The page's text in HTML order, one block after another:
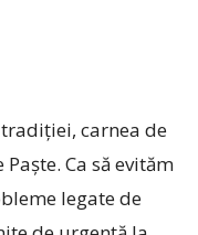
carnea de
Ca să evităm
legate de